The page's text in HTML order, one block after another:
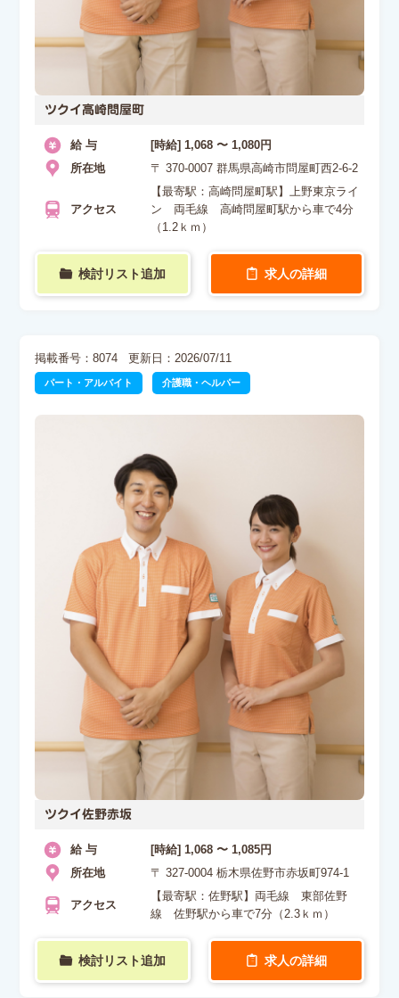
ツクイ高崎問屋町
給 与
[時給] 1,068 〜 1,080円
所在地
〒 370-0007 群馬県高崎市問屋町西2-6-2
アクセス
【最寄駅：高崎問屋町駅】上野東京ライ
ン 両毛線 高崎問屋町駅から車で4分
（1.2ｋｍ）
検討リスト追加 求人の詳細
掲載番号：8074 更新日：2026/07/11
パート・アルバイト 介護職・ヘルパー
ツクイ佐野赤坂
給 与
[時給] 1,068 〜 1,085円
所在地
〒 327-0004 栃木県佐野市赤坂町974-1
アクセス
【最寄駅：佐野駅】両毛線 東部佐野
線 佐野駅から車で7分（2.3ｋｍ）
検討リスト追加 求人の詳細